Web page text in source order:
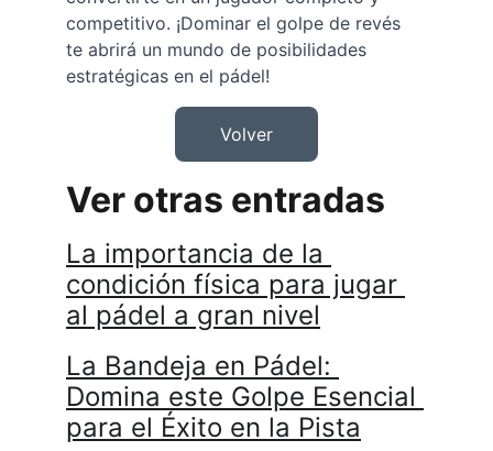
competitivo. ¡Dominar el golpe de revés
te abrirá un mundo de posibilidades
estratégicas en el pádel!
Volver
Ver otras entradas
La importancia de la
condición física para jugar
al pádel a gran nivel
La Bandeja en Pádel:
Domina este Golpe Esencial
para el Éxito en la Pista